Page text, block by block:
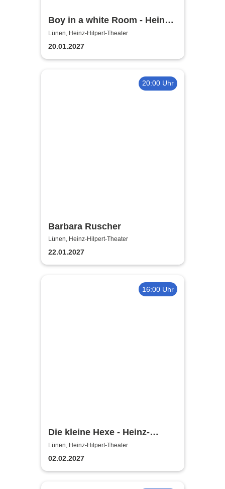
Boy in a white Room - Heinz-
Hilpert-Theater
Lünen, Heinz-Hilpert-Theater
20.01.2027
20:00 Uhr
Barbara Ruscher
Lünen, Heinz-Hilpert-Theater
22.01.2027
16:00 Uhr
Die kleine Hexe - Heinz-
Hilpert-Theater
Lünen, Heinz-Hilpert-Theater
02.02.2027